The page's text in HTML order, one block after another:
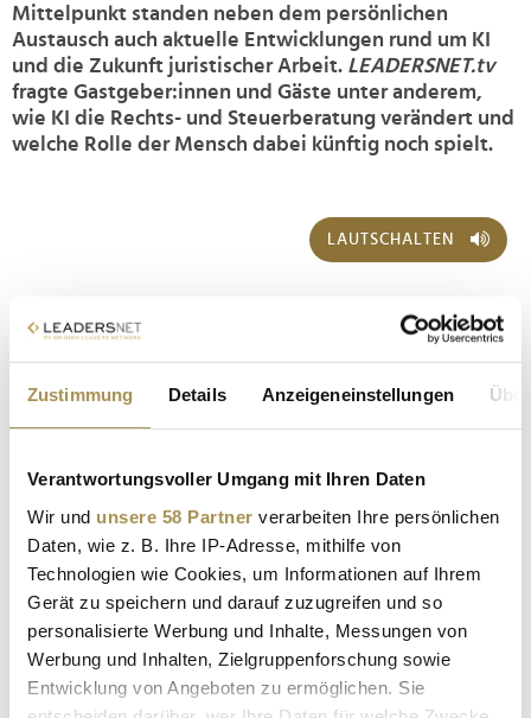
Zustimmung Details Anzeigeneinstellungen
Verantwortungsvoller Umgang mit Ihren Daten
Wir und unsere 58 Partner verarbeiten Ihre persönlichen
Daten, wie z. B. Ihre IP-Adresse, mithilfe von
Technologien wie Cookies, um Informationen auf Ihrem
Gerät zu speichern und darauf zuzugreifen und so
personalisierte Werbung und Inhalte, Messungen von
Werbung und Inhalten, Zielgruppenforschung sowie
Entwicklung von Angeboten zu ermöglichen. Sie
Mittelpunkt standen neben dem persönlichen
Austausch auch aktuelle Entwicklungen rund um KI
und die Zukunft juristischer Arbeit. LEADERSNET.tv
fragte Gastgeber:innen und Gäste unter anderem,
wie KI die Rechts- und Steuerberatung verändert und
welche Rolle der Mensch dabei künftig noch spielt.
LAUTSCHALTEN
Sollten Sie das Video nicht abspielen können, klicken Sie bittehier!
EVENTS | 17.06.2026
LEXISNEXIS